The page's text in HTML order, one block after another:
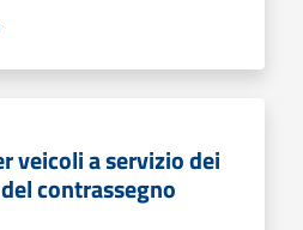
veicoli a servizio dei
contrassegno